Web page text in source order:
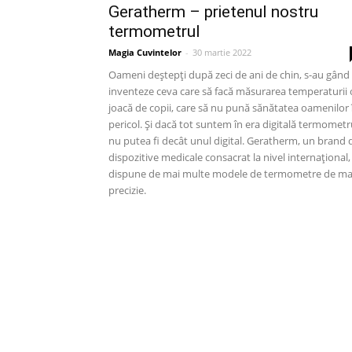
Geratherm – prietenul nostru
termometrul
Magia Cuvintelor - 30 martie 2022
Oameni deștepți după zeci de ani de chin, s-au gând
inventeze ceva care să facă măsurarea temperaturii
joacă de copii, care să nu pună sănătatea oamenilor
pericol. Și dacă tot suntem în era digitală
nu putea fi decât unul digital. Geratherm, un brand
dispozitive medicale consacrat la nivel internațional,
dispune de mai multe modele de termometre de
precizie.